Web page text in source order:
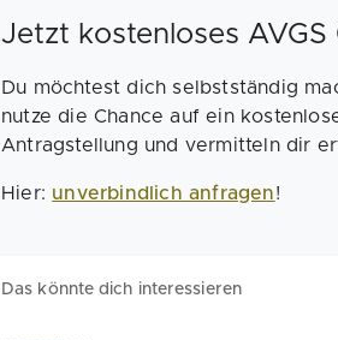
Jetzt kostenloses
Du möchtest dich selbstständig
nutze die Chance auf ein
Antragstellung und vermitteln dir
Hier: unverbindlich anfragen!
Das könnte dich interessieren